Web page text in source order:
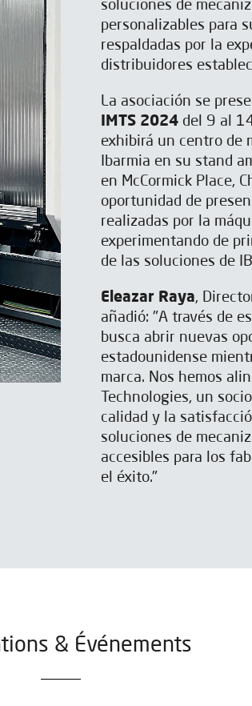
soluciones de
personalizables para
respaldadas por la
distribuidores
La asociación se
IMTS 2024 del 9 al 14
exhibirá un centro de
Ibarmia en su stand
en McCormick Place,
oportunidad de
realizadas por la
experimentando de
de las soluciones de
Eleazar Raya,
añadió: "A través de
busca abrir nuevas
estadounidense
marca. Nos hemos
Technologies, un
calidad y la
soluciones de
accesibles para los
el éxito."
& Événements